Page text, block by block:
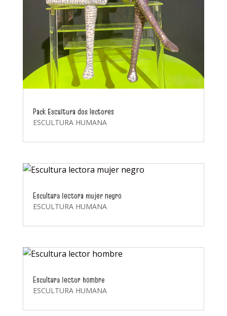
Pack Escultura dos lectores
ESCULTURA HUMANA
Escultura lectora mujer negro
ESCULTURA HUMANA
Escultura lector hombre
ESCULTURA HUMANA